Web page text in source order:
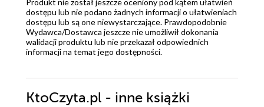
Produkt nie został jeszcze oceniony pod kątem ułatwień
dostępu lub nie podano żadnych informacji o ułatwieniach
dostępu lub są one niewystarczające. Prawdopodobnie
Wydawca/Dostawca jeszcze nie umożliwił dokonania
walidacji produktu lub nie przekazał odpowiednich
informacji na temat jego dostępności.
KtoCzyta.pl - inne książki